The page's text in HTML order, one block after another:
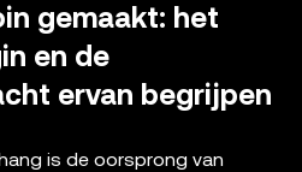
gemaakt: het
en de
ervan begrijpen
is de oorsprong van